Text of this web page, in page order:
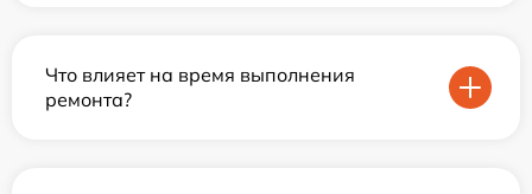
Что влияет на время выполнения
ремонта?